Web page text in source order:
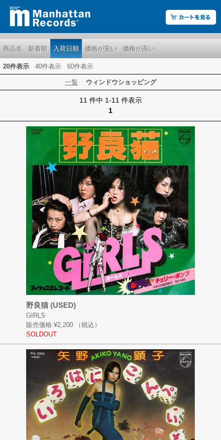
商品名 新着順 入荷日順 価格が安い 価格が高い
20件表示 40件表示 60件表示
一覧 ウィンドウショッピング
11 件中 1-11 件表示
1
野良猫 (USED)
GIRLS
販売価格:¥2,200
（税込）
SOLDOUT